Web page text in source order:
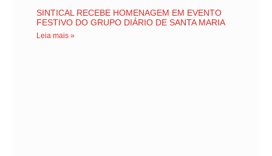
SINTICAL RECEBE HOMENAGEM EM EVENTO
FESTIVO DO GRUPO DIÁRIO DE SANTA MARIA
Leia mais »